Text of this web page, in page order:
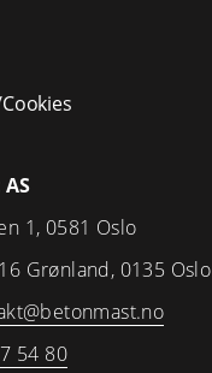
1, 0581 Oslo
Grønland, 0135 Oslo
54 80